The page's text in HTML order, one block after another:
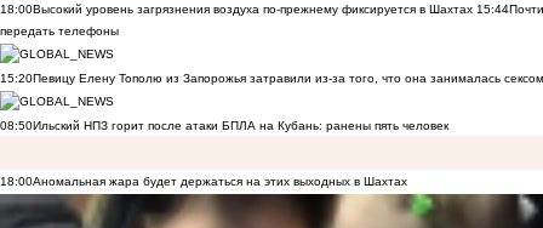
18:00Высокий уровень загрязнения воздуха по-прежнему фиксируется в Шахтах 15:44
передать телефоны
15:20Певицу Елену Тополю из Запорожья затравили из-за того, что она занималась
08:50Ильский НПЗ горит после атаки БПЛА на Кубань: ранены пять человек
18:00Аномальная жара будет держаться на этих выходных в Шахтах